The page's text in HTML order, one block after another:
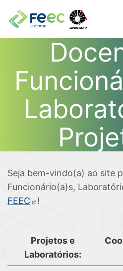
Seja bem-vindo(a) ao site
Funcionário(a)s,
FEEC
!
Projetos e
Laboratórios: